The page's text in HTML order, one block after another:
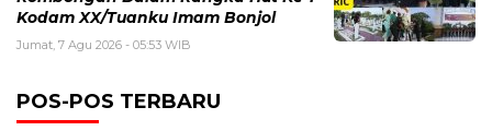
Kodam XX/Tuanku Imam Bonjol
Jumat, 7 Agu 2026 - 05:53 WIB
POS-POS TERBARU